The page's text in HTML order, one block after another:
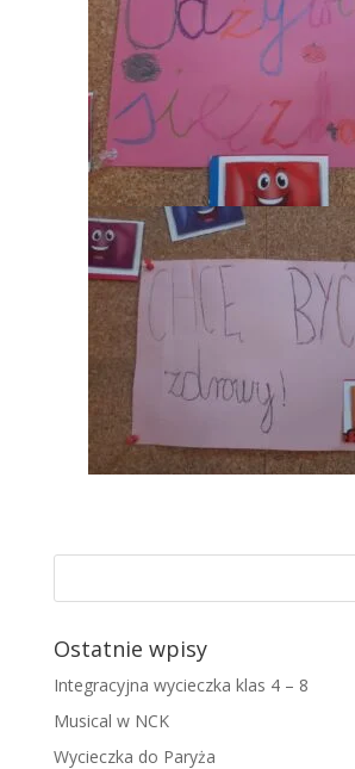
Ostatnie wpisy
Integracyjna wycieczka klas 4 – 8
Musical w NCK
Wycieczka do Paryża